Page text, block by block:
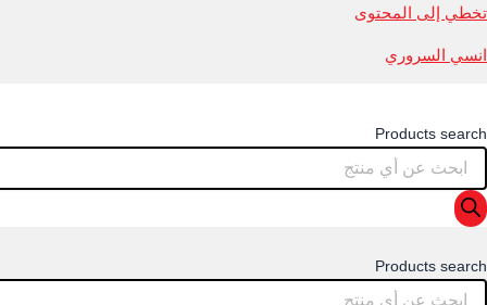
تخطي إلى المحتوى
انسي السروري
Products search
Products search